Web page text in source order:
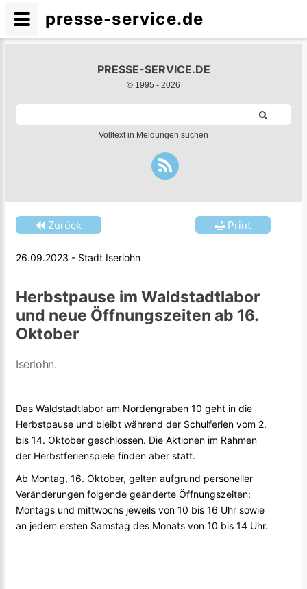
PRESSE-SERVICE.DE
© 1995 - 2026
Volltext in Meldungen suchen
Print
Zurück
26.09.2023 - Stadt Iserlohn
Herbstpause im Waldstadtlabor
und neue Öffnungszeiten ab 16.
Oktober
Iserlohn.
Das Waldstadtlabor am Nordengraben 10 geht in die
Herbstpause und bleibt während der Schulferien vom 2.
bis 14. Oktober geschlossen. Die Aktionen im Rahmen
der Herbstferienspiele finden aber statt.
Ab Montag, 16. Oktober, gelten aufgrund personeller
Veränderungen folgende geänderte Öffnungszeiten:
Montags und mittwochs jeweils von 10 bis 16 Uhr sowie
an jedem ersten Samstag des Monats von 10 bis 14 Uhr.
presse-service.de